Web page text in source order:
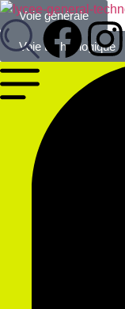
Voie générale
Voie technologique